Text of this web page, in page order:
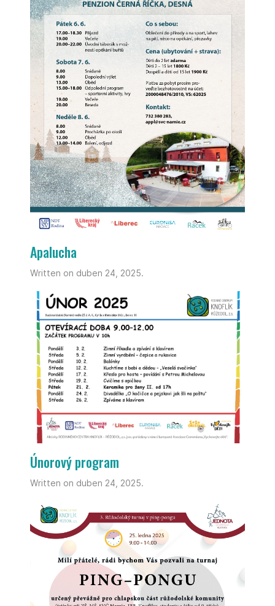
Apalucha
Written on duben 24, 2025.
Únorový program
Written on duben 24, 2025.